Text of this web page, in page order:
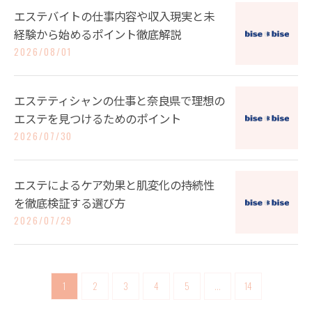
エステバイトの仕事内容や収入現実と未
経験から始めるポイント徹底解説
2026/08/01
エステティシャンの仕事と奈良県で理想の
エステを見つけるためのポイント
2026/07/30
エステによるケア効果と肌変化の持続性
を徹底検証する選び方
2026/07/29
1 2 3 4 5 ... 14